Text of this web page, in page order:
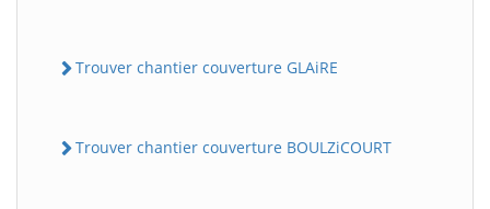
Trouver chantier couverture GLAiRE
Trouver chantier couverture BOULZiCOURT